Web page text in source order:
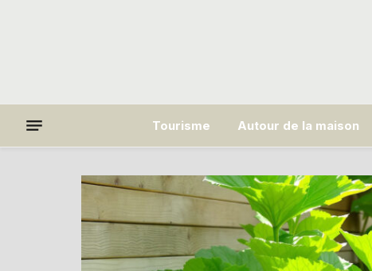
Tourisme Autour de la maison